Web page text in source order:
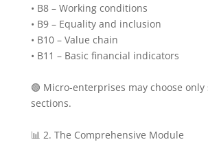
• B8 – Working conditions
• B9 – Equality and inclusion
• B10 – Value chain
• B11 – Basic financial indicators
🟢 Micro-enterprises may choose only
sections.
📊 2. The Comprehensive Module